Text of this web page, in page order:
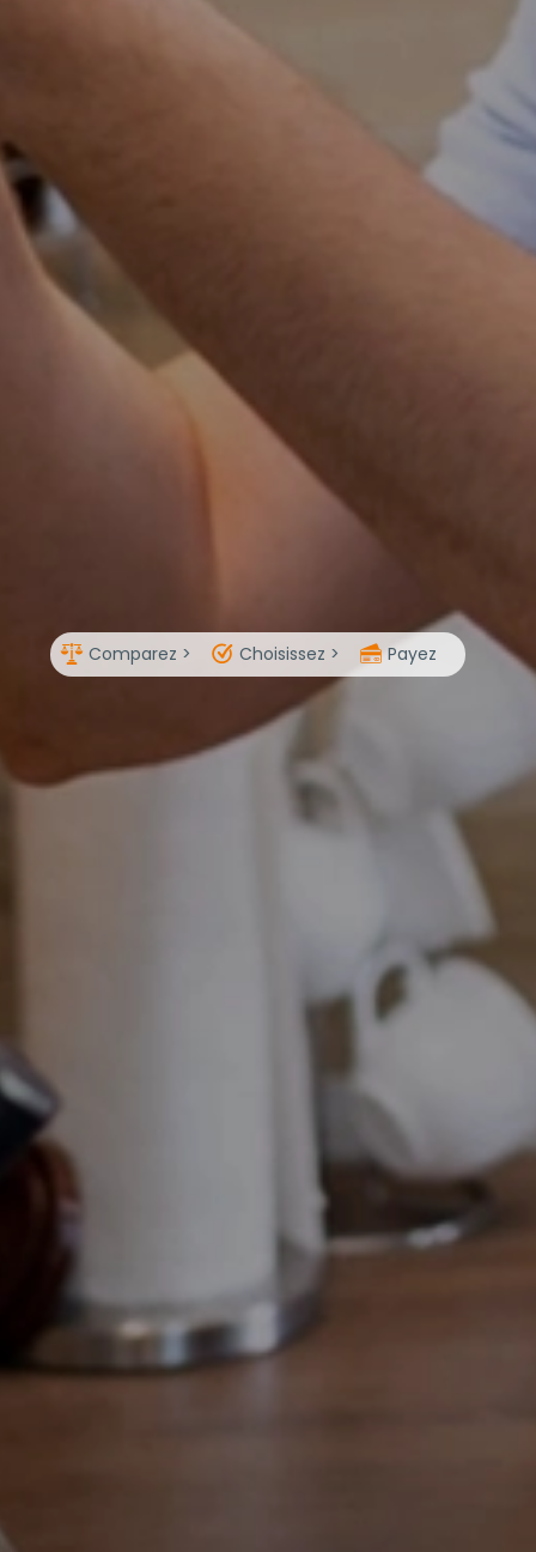
Comparez > Choisissez > Payez